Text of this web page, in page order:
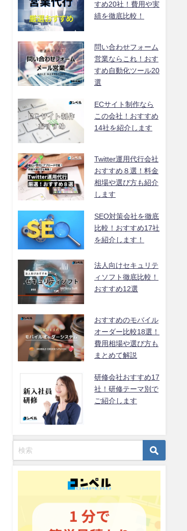
すめ20社！費用や実
績を徹底比較！
問い合わせフォーム
営業ならこれ！おす
すめ自動化ツール20
選
ECサイト制作なら
この会社！おすすめ
14社を紹介します
Twitter運用代行会社
おすすめ８選！料金
相場や選び方も紹介
します
SEO対策会社を徹底
比較！おすすめ17社
を紹介します！
法人向けセキュリテ
ィソフト徹底比較！
おすすめ12選
おすすめのモバイル
オーダー比較18選！
費用相場や選び方も
まとめて解説
研修会社おすすめ17
社！研修テーマ別で
ご紹介します